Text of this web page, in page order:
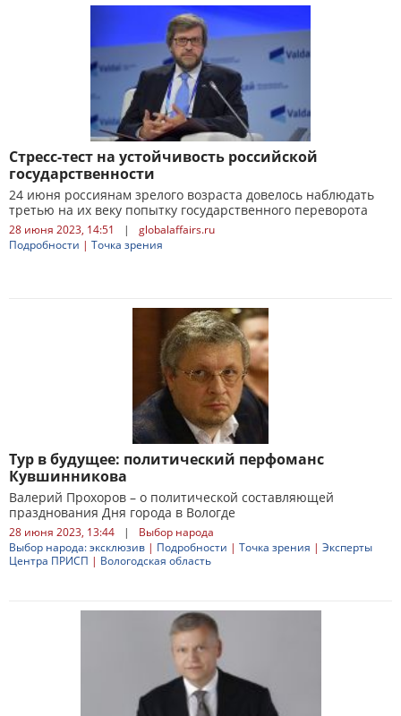
Стресс-тест на устойчивость российской
государственности
24 июня россиянам зрелого возраста довелось наблюдать
третью на их веку попытку государственного переворота
28 июня 2023, 14:51 |
globalaffairs.ru
Подробности | Точка зрения
Тур в будущее: политический перфоманс
Кувшинникова
Валерий Прохоров – о политической составляющей
празднования Дня города в Вологде
28 июня 2023, 13:44 |
Выбор народа
Выбор народа: эксклюзив | Подробности | Точка зрения | Эксперты
Центра ПРИСП | Вологодская область